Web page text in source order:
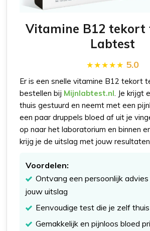
Vitamine B12 tekort
Labtest
5.0
Er is een snelle vitamine B12 tekort
bestellen bij Mijnlabtest.nl . Je
thuis gestuurd en neemt met een
een paar druppels bloed af uit je
op naar het laboratorium en binnen
krijg je de uitslag met jouw resultaten.
Voordelen:
Ontvang een persoonlijk
jouw uitslag
Eenvoudige test die je zelf
Gemakkelijk en pijnloos bloed